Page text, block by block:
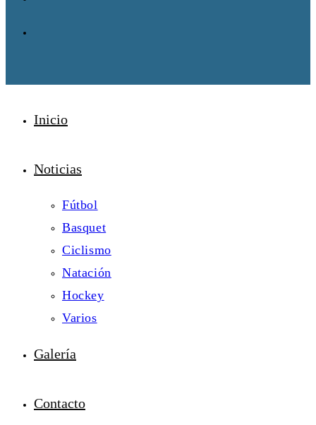
Inicio
Noticias
Fútbol
Basquet
Ciclismo
Natación
Hockey
Varios
Galería
Contacto